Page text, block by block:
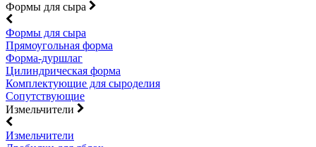
Формы для сыра
Формы для сыра
Прямоугольная форма
Форма-дуршлаг
Цилиндрическая форма
Комплектующие для сыроделия
Сопутствующие
Измельчители
Измельчители